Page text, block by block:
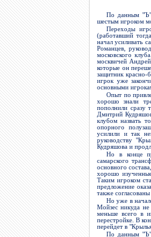
Руководство
Фонд поддержки
Контакты
Солидарность Самара Арена
Закупки
Вакансии
Документы
Статистика состава
FONBET Кубок России
Молодежная команда
Статистика состава
Крылья Советов-2
Кубок России
Лига Европы УЕФА
Кубок Интертото
Молодежное
Кубок Премьер-
Кубок ФНЛ
Игроки
Ветераны
Стадион
По данным "Ъ",
шестым игроком
Переходы
(работавший
начал усиливать
Романцев,
московского
москвичей
которые он
защитник красно-
игрок уже
основными
Опыт по
хорошо знали
пополнили сразу
Дмитрий
клубом назвать
опорного
усилили и так
руководству
Кудряшова и
Но в конце
самарского
основного
хорошо
Таким игроком
предложение
также
Но уже в
Мойзес никуда не
меньше всего в
перестройке. В
перейдет в
По данным "Ъ"